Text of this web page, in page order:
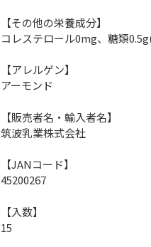
【その他の栄養成分】
コレステロール0mg、糖類
【アレルゲン】
アーモンド
【販売者名・輸入者名】
筑波乳業株式会社
【JANコード】
45200267
【入数】
15